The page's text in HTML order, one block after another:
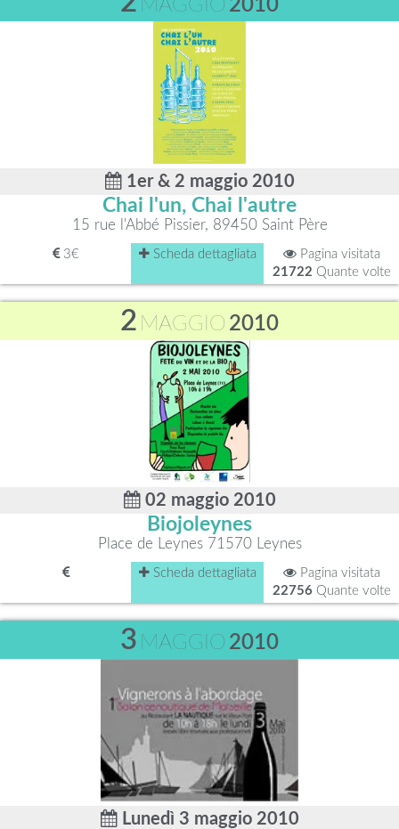
MAGGIO 2010
1er & 2 maggio 2010
Chai l'un, Chai l'autre
15 rue l'Abbé Pissier, 89450 Saint Père
3€ Scheda dettagliata
Pagina visitata
21722 Quante volte
2 MAGGIO 2010
02 maggio 2010
Biojoleynes
Place de Leynes 71570 Leynes
Scheda dettagliata
Pagina visitata
22756Quante volte
3 MAGGIO 2010
Lunedì 3 maggio 2010